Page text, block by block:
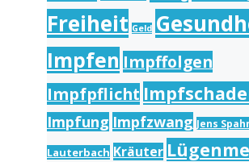
Freiheit Geld
Impfen Impffolgen
Impfpflicht
Impfung Impfzwang Jens
Lauterbach Kräuter